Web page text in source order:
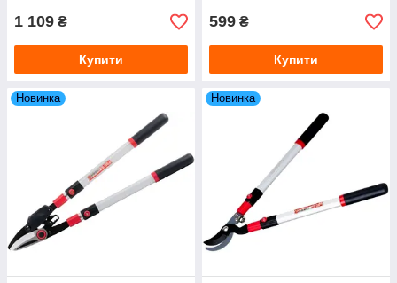
1 109 ₴
Купити
599 ₴
Купити
Новинка Новинка